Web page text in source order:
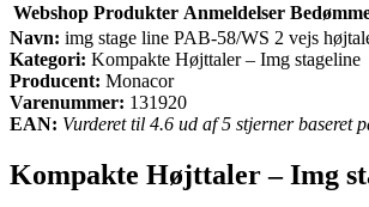
Webshop Produkter Anmeldelser
Navn: img stage line PAB-58/WS 2 vejs
Kategori: Kompakte Højttaler – Img stageline
Producent: Monacor
Varenummer: 131920
EAN: Vurderet til 4.6 ud af 5 stjerner baseret
Kompakte Højttaler – Img